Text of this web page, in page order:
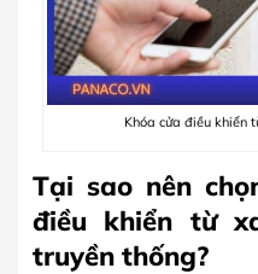
Khóa cửa điều khiển
Tại sao nên
điều khiển từ
truyền thống?